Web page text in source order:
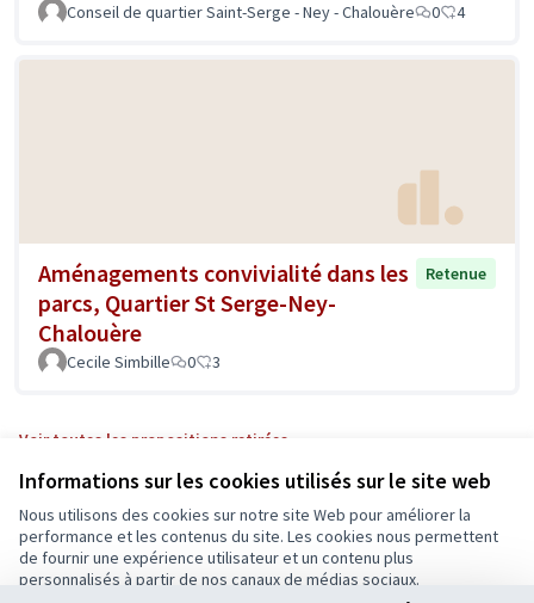
Informations sur les cookies utilisés sur le site web
Nous utilisons des cookies sur notre site Web pour améliorer la
performance et les contenus du site. Les cookies nous permettent
de fournir une expérience utilisateur et un contenu plus
personnalisés à partir de nos canaux de médias sociaux.
Conseil de quartier Saint-Serge - Ney - Chalouère 0 4
Aménagements convivialité dans les
parcs, Quartier St Serge-Ney-
Chalouère
Retenue
Cecile Simbille 0 3
Voir toutes les propositions retirées
Conditions d'utilisation
Paramètres des cookies
Ecrivons Angers sur X
Ecrivons Angers sur Facebook